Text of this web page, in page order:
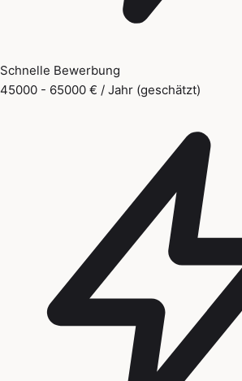
Schnelle Bewerbung
45000 - 65000 € / Jahr (geschätzt)